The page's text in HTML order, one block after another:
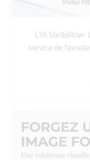
L’IA StellaFlow
service de